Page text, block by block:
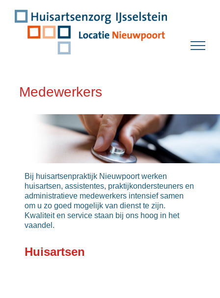
inhoud
Medewerkers
Bij huisartsenpraktijk Nieuwpoortwerken
huisartsen, assistentes, praktijkondersteuners en
administratieve medewerkers intensief samen
om u zo goed mogelijk van dienst te zijn.
Kwaliteit en service staan bij ons hoog in het
vaandel.
Huisartsen